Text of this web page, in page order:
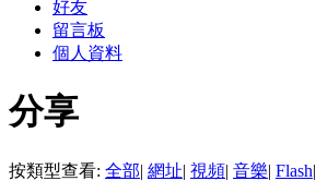
好友
留言板
個人資料
分享
按類型查看: 全部| 網址| 視頻| 音樂| Flash|